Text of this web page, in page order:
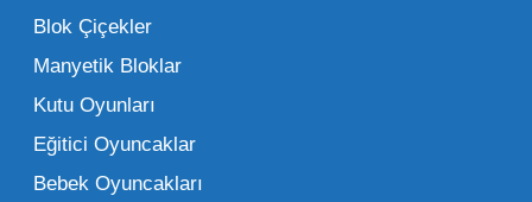
dönemlerinde işletmenizin finansal olarak
rahatlamasına yardımcı olur.
Müşterileriniz bir ürünü sorduğunda "yok"
demek, marka sadakatini zedeler. Profesyonel
Blok Çiçekler
Manyetik Bloklar
Kutu Oyunları
Eğitici Oyuncaklar
Bebek Oyuncakları